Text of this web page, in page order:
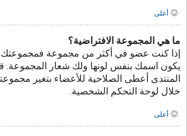
أعلى
ما هي المجموعة الافتراضية؟
إذا كنت عضو في أكثر من مجموعة فمجموعتك
يكون اسمك بنفس لونها ولك شعار المجموعة.
المنتدى أعطى الصلاحية للأعضاء بتغير
خلال لوحة التحكم الشخصية.
أعلى